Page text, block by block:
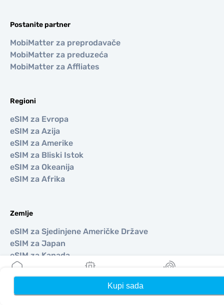
Kupi sada
Postanite partner
MobiMatter za preprodavače
MobiMatter za preduzeća
MobiMatter za Affliates
Regioni
eSIM za Evropa
eSIM za Azija
eSIM za Amerike
eSIM za Bliski Istok
eSIM za Okeanija
eSIM za Afrika
Zemlje
eSIM za Sjedinjene Američke Države
eSIM za Japan
eSIM za Kanada
eSIM za Španija
eSIM za Italija
eSIM za Ujedinjeno Kraljevstvo
Moji eSIM-ovi